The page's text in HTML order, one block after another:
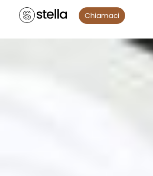
Chiamaci